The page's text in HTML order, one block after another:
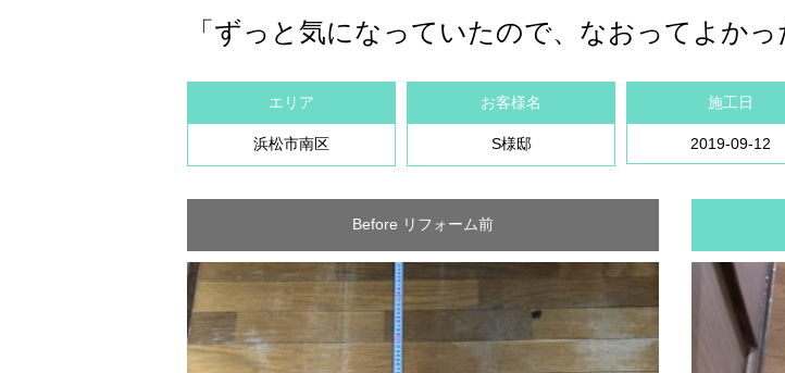
「ずっと気になっていたので、なおってよかっ
エリア
浜松市南区
お客様名
S様邸
施工日
2019-09-12
Before リフォーム前